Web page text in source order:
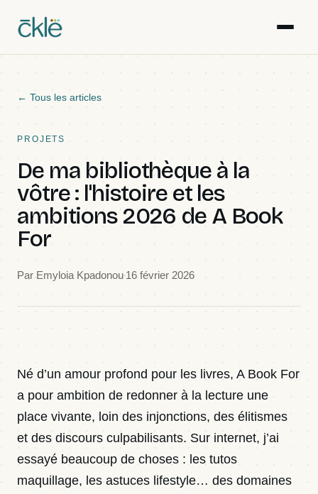
Ressources
Galerie
Équipe
Newsletter · Decoded
Se connecter
← Tous les articles
PROJETS
De ma bibliothèque à la
vôtre : l'histoire et les
ambitions 2026 de A Book
For
Par Emyloia Kpadonou 16 février 2026
Né d’un amour profond pour les livres, A Book For
a pour ambition de redonner à la lecture une
place vivante, loin des injonctions, des élitismes
et des discours culpabilisants. Sur internet, j’ai
essayé beaucoup de choses : les tutos
maquillage, les astuces lifestyle… des domaines